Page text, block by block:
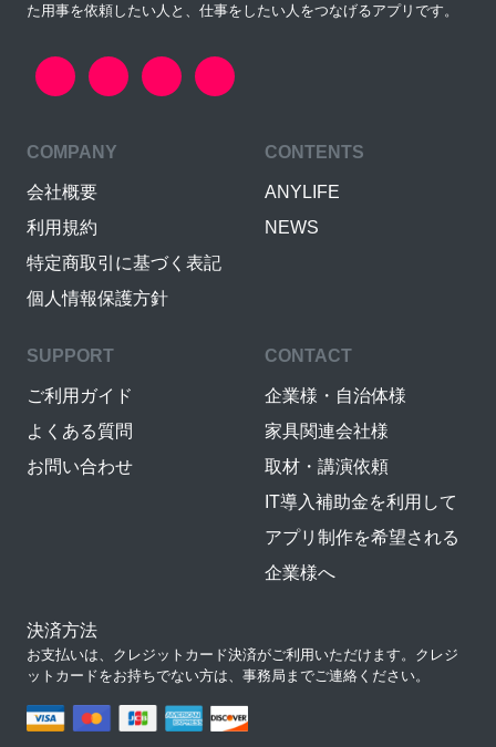
た用事を依頼したい人と、仕事をしたい人をつなげるアプリです。
COMPANY
会社概要
利用規約
特定商取引に基づく表記
個人情報保護方針
CONTENTS
ANYLIFE
NEWS
SUPPORT
ご利用ガイド
よくある質問
お問い合わせ
CONTACT
企業様・自治体様
家具関連会社様
取材・講演依頼
IT導入補助金を利用して
アプリ制作を希望される
企業様へ
決済方法
お支払いは、クレジットカード決済がご利用いただけます。クレジ
ットカードをお持ちでない方は、事務局までご連絡ください。